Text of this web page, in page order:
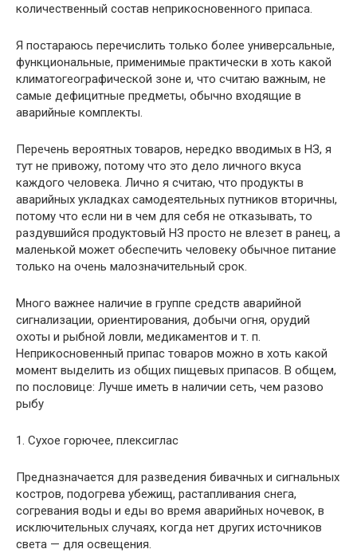
количественный состав неприкосновенного припаса.
Я постараюсь перечислить только более универсальные,
функциональные, применимые практически в хоть какой
климатогеографической зоне и, что считаю важным, не
самые дефицитные предметы, обычно входящие в
аварийные комплекты.
Перечень вероятных товаров, нередко вводимых в НЗ, я
тут не привожу, потому что это дело личного вкуса
каждого человека. Лично я считаю, что продукты в
аварийных укладках самодеятельных путников вторичны,
потому что если ни в чем для себя не отказывать, то
раздувшийся продуктовый НЗ просто не влезет в ранец, а
маленькой может обеспечить человеку обычное питание
только на очень малозначительный срок.
Много важнее наличие в группе средств аварийной
сигнализации, ориентирования, добычи огня, орудий
охоты и рыбной ловли, медикаментов и т. п.
Неприкосновенный припас товаров можно в хоть какой
момент выделить из общих пищевых припасов. В общем,
по пословице: Лучше иметь в наличии сеть, чем разово
рыбу
1. Сухое горючее, плексиглас
Предназначается для разведения бивачных и сигнальных
костров, подогрева убежищ, растапливания снега,
согревания воды и еды во время аварийных ночевок, в
исключительных случаях, когда нет других источников
света — для освещения.